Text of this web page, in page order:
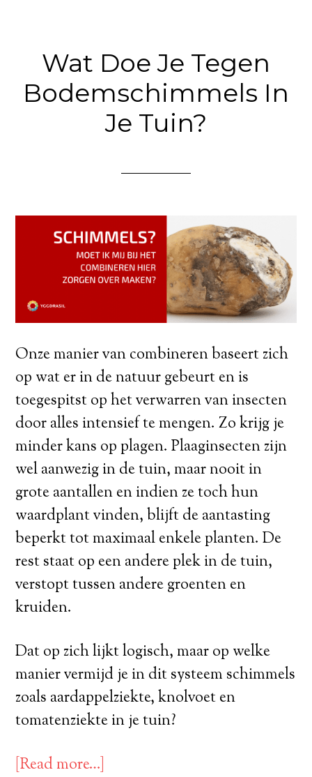
Wat Doe Je Tegen
Bodemschimmels In
Je Tuin?
Onze manier van combineren baseert zich
op wat er in de natuur gebeurt en is
toegespitst op het verwarren van insecten
door alles intensief te mengen. Zo krijg je
minder kans op plagen. Plaaginsecten zijn
wel aanwezig in de tuin, maar nooit in
grote aantallen en indien ze toch hun
waardplant vinden, blijft de aantasting
beperkt tot maximaal enkele planten. De
rest staat op een andere plek in de tuin,
verstopt tussen andere groenten en
kruiden.
Dat op zich lijkt logisch, maar op welke
manier vermijd je in dit systeem schimmels
zoals aardappelziekte, knolvoet en
tomatenziekte in je tuin?
[Read more…]